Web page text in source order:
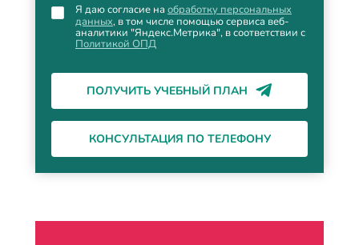
Я даю согласие на обработку персональных
данных, в том числе помощью сервиса веб-
аналитики "Яндекс.Метрика", в соответствии с
Политикой ОПД
ПОЛУЧИТЬ УЧЕБНЫЙ ПЛАН
КОНСУЛЬТАЦИЯ ПО ТЕЛЕФОНУ